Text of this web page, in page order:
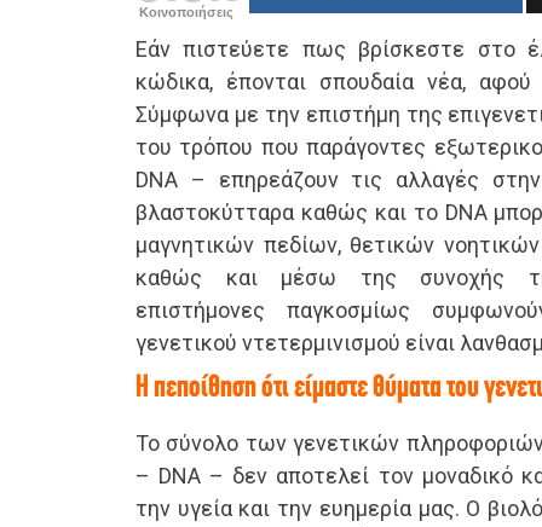
Κοινοποιήσεις
Εάν πιστεύετε πως βρίσκεστε στο
κώδικα, έπονται σπουδαία νέα, αφού
Σύμφωνα με την επιστήμη της
του τρόπου που παράγοντες
DNA – επηρεάζουν τις αλλαγές
βλαστοκύτταρα καθώς και το DNA
μαγνητικών πεδίων, θετικών
καθώς και μέσω της συνοχής
επιστήμονες παγκοσμίως
γενετικού ντετερμινισμού είναι
Η πεποίθηση ότι είμαστε θύματα του
Το σύνολο των γενετικών
– DNA – δεν αποτελεί τον μοναδικό
την υγεία και την ευημερία μας. Ο